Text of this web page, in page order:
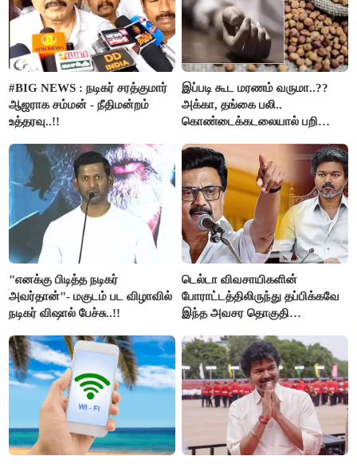
#BIG NEWS : நடிகர் சரத்குமார்
ஆஜராக சம்மன் - நீதிமன்றம்
உத்தரவு..!!
இப்படி கூட மரணம் வருமா..??
அக்கா, தங்கை பலி..
கொண்டைக்கடலையால் பறிபோன
"எனக்கு பிடித்த நடிகர்
அவர்தான்"- மகுடம் பட விழாவில்
நடிகர் விஷால் பேச்சு..!!
டெல்டா விவசாயிகளின்
போராட்டத்திலிருந்து தப்பிக்கவே
இந்த அவசர தொகுதி
அரங்கேற்றுகிறார் முதலமைச்சர் -
திமுக ஐடி விங்..!!